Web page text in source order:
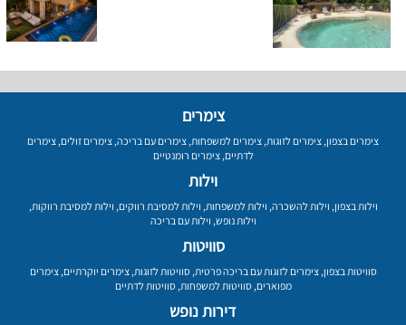
צימרים
צימרים בצפון, צימרים לזוגות, צימרים למשפחות, צימרים עם בריכה, צימרים זולים, צימרים
לדתיים,צימרים רומנטיים
וילות
וילות בצפון, וילות להשכרה, וילות למשפחות, וילות למסיבת רווקים, וילות למסיבת רווקות,
וילות נופש, וילות עם בריכה
סוויטות
סוויטות בצפון,צימרים לזוגות עם בריכה פרטית,סוויטות לזוגות,צימרים יוקרתיים,צימרים
מפוארים,סוויטות למשפחות,סוויטות לדתיים
דירות נופש